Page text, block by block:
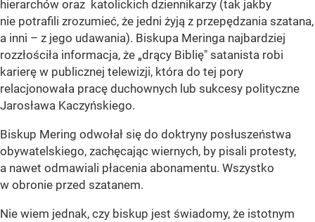
hierarchów oraz katolickich dziennikarzy (tak jakby
nie potrafili zrozumieć, że jedni żyją z przepędzania szatana,
a inni – z jego udawania). Biskupa Meringa najbardziej
rozzłościła informacja, że „drący Biblię" satanista robi
karierę w publicznej telewizji, która do tej pory
relacjonowała pracę duchownych lub sukcesy polityczne
Jarosława Kaczyńskiego.
Biskup Mering odwołał się do doktryny posłuszeństwa
obywatelskiego, zachęcając wiernych, by pisali protesty,
a nawet odmawiali płacenia abonamentu. Wszystko
w obronie przed szatanem.
Nie wiem jednak, czy biskup jest świadomy, że istotnym